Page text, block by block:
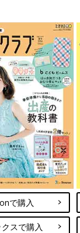
で購入
スで購入